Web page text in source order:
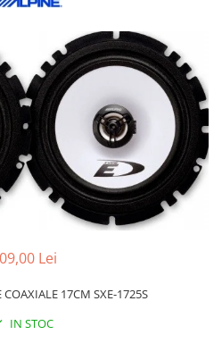
Lei
17CM SXE-1725S
IN STOC